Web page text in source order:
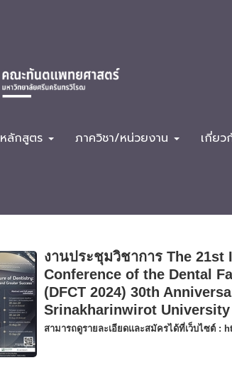
หลักสูตร ภาควิชา/หน่วยงาน เกี่ยว
งานประชุมวิชาการ The
Conference of the Dental
(DFCT 2024) 30th
Srinakharinwirot University
สามารถดูรายละเอียดและสมัครได้ที่เว็บไซต์ :